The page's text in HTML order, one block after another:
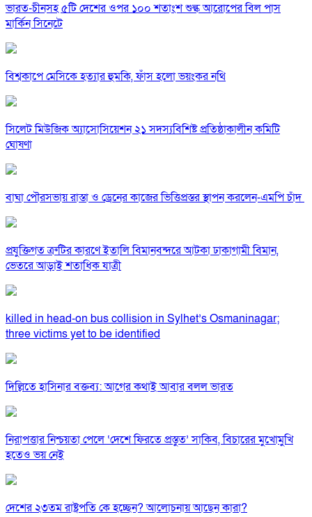
ভারত-চীনসহ ৫টি দেশের ওপর ১০০ শতাংশ শুল্ক আরোপের বিল পাস
মার্কিন সিনেটে
বিশ্বকাপে মেসিকে হত্যার হুমকি, ফাঁস হলো ভয়ংকর নথি
সিলেট মিউজিক অ্যাসোসিয়েশন ২১ সদস্যবিশিষ্ট প্রতিষ্ঠাকালীন কমিটি
ঘোষণা
বাঘা পৌরসভায় রাস্তা ও ড্রেনের কাজের ভিত্তিপ্রস্তর স্থাপন করলেন-এমপি চাঁদ
প্রযুক্তিগত ত্রুটির কারণে ইতালি বিমানবন্দরে আটকা ঢাকাগামী বিমান,
ভেতরে আড়াই শতাধিক যাত্রী
killed in head-on bus collision in Sylhet’s Osmaninagar;
three victims yet to be identified
দিল্লিতে হাসিনার বক্তব্য: আগের কথাই আবার বলল ভারত
নিরাপত্তার নিশ্চয়তা পেলে ‘দেশে ফিরতে প্রস্তুত’ সাকিব, বিচারের মুখোমুখি
হতেও ভয় নেই
দেশের ২৩তম রাষ্ট্রপতি কে হচ্ছেন? আলোচনায় আছেন কারা?